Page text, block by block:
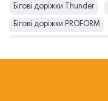
Бігові доріжки Thunder
Бігові доріжки PROFORM
Бігові доріжки MASTER